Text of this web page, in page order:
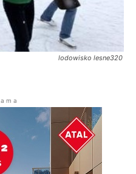
lodowisko lesne320
m a